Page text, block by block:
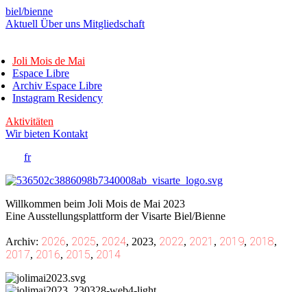
biel/bienne
Aktuell Über uns Mitgliedschaft
Joli Mois de Mai
Espace Libre
Archiv Espace Libre
Instagram Residency
Aktivitäten
Wir bieten Kontakt
fr
Willkommen beim Joli Mois de Mai 2023
Eine Ausstellungsplattform der Visarte Biel/Bienne
Archiv: 2026, 2025, 2024, 2023, 2022, 2021 , 2019, 2018,
2017, 2016, 2015, 2014